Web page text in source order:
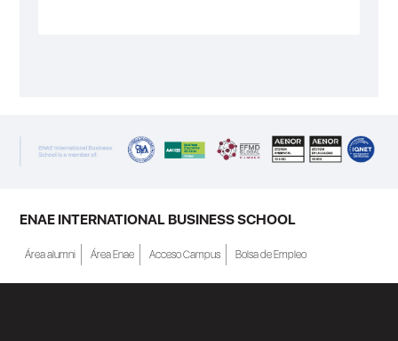
ENAE INTERNATIONAL BUSINESS SCHOOL
Área alumni Área Enae Acceso Campus Bolsa de Empleo